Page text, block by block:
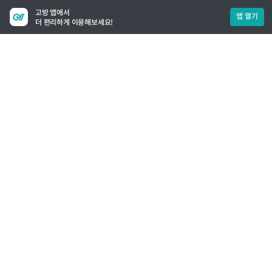
고방 앱에서
더 편리하게 이용해보세요!
앱 열기